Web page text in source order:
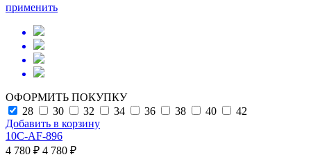
применить
ОФОРМИТЬ ПОКУПКУ
28
30 32 34 36 38 40
42
Добавить в корзину
10C-AF-896
4 780 ₽ 4 780 ₽